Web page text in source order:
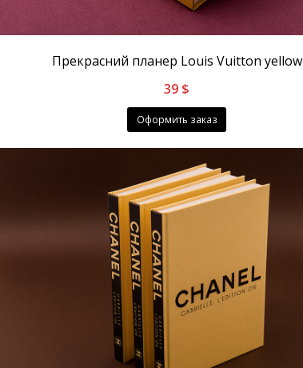
Прекрасний планер Louis Vuitton yellow
39 $
Оформить заказ